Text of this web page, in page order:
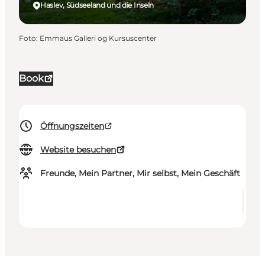
Book
Öffnungszeiten
Website besuchen
Freunde, Mein Partner, Mir selbst, Mein Geschäft
Haslev, Südseeland und die Inseln
Foto: Emmaus Galleri og Kursuscenter